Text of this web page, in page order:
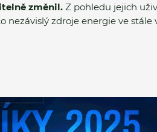
změnil. Z pohledu jejich
nezávislý zdroje energie ve